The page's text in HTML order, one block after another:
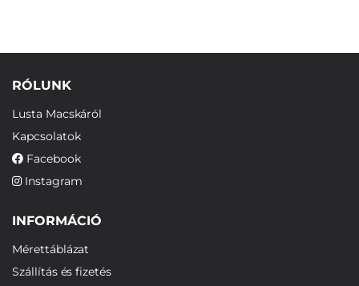
RÓLUNK
Lusta Macskáról
Kapcsolatok
Facebook
Instagram
INFORMÁCIÓ
Mérettáblázat
Szállítás és fizetés